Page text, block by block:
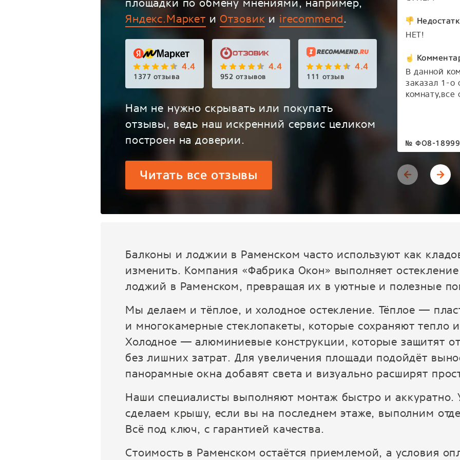
Яндекс.Маркет и Отзовик и irecommend.
4.4
1377 отзыва
4.4
952 отзывов
4.4
111 отзыв
Нам не нужно скрывать или покупать
отзывы, ведь наш искренний сервис целиком
построен на доверии.
Читать все отзывы
НЕТ!
В данной
заказал 1-о
комнату,все
окно,ответ
как в
все четко
10000%
№ФО8-
Балконы и лоджии в Раменском часто используют как
изменить. Компания «Фабрика Окон» выполняет
лоджий в Раменском, превращая их в уютные и полезные
Мы делаем и тёплое, и холодное остекление. Тёплое —
и многокамерные стеклопакеты, которые сохраняют тепло
Холодное — алюминиевые конструкции, которые защитят
без лишних затрат. Для увеличения площади подойдёт
панорамные окна добавят света и визуально расширят
Наши специалисты выполняют монтаж быстро и аккуратно.
сделаем крышу, если вы на последнем этаже, выполним
Всё под ключ, с гарантией качества.
Стоимость в Раменском остаётся приемлемой, а условия